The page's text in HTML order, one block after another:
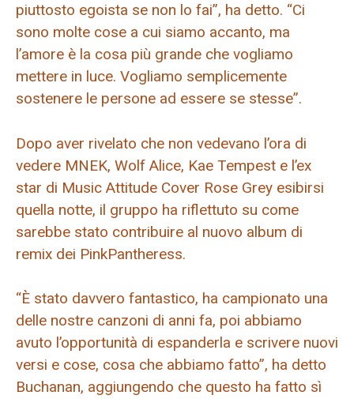
piuttosto egoista se non lo fai”, ha detto. “Ci
sono molte cose a cui siamo accanto, ma
l’amore è la cosa più grande che vogliamo
mettere in luce. Vogliamo semplicemente
sostenere le persone ad essere se stesse”.
Dopo aver rivelato che non vedevano l’ora di
vedere MNEK, Wolf Alice, Kae Tempest e l’ex
star di Music Attitude Cover Rose Grey esibirsi
quella notte, il gruppo ha riflettuto su come
sarebbe stato contribuire al nuovo album di
remix dei PinkPantheress.
“È stato davvero fantastico, ha campionato una
delle nostre canzoni di anni fa, poi abbiamo
avuto l’opportunità di espanderla e scrivere nuovi
versi e cose, cosa che abbiamo fatto”, ha detto
Buchanan, aggiungendo che questo ha fatto sì